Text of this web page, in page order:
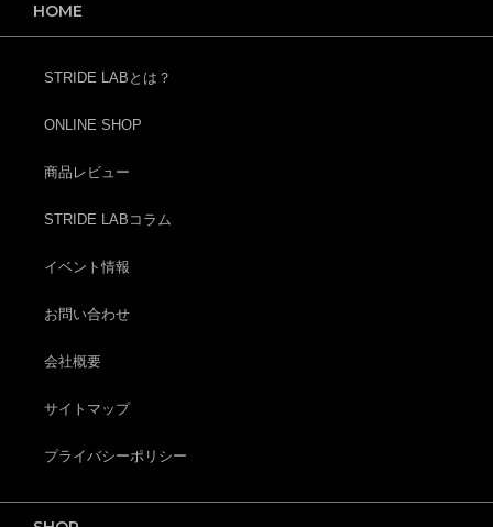
HOME
STRIDE LABとは？
ONLINE SHOP
商品レビュー
STRIDE LABコラム
イベント情報
お問い合わせ
会社概要
サイトマップ
プライバシーポリシー